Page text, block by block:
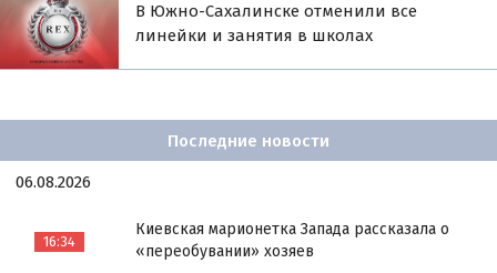
В Южно-Сахалинске отменили все
линейки и занятия в школах
Последние новости
06.08.2026
16:34
Киевская марионетка Запада рассказала о
«переобувании» хозяев